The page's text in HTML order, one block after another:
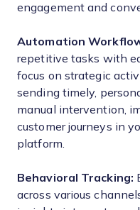
engagement and
Automation
repetitive tasks with
focus on strategic
sending timely,
manual intervention,
customer journeys in
platform.
Behavioral Tracking:
across various